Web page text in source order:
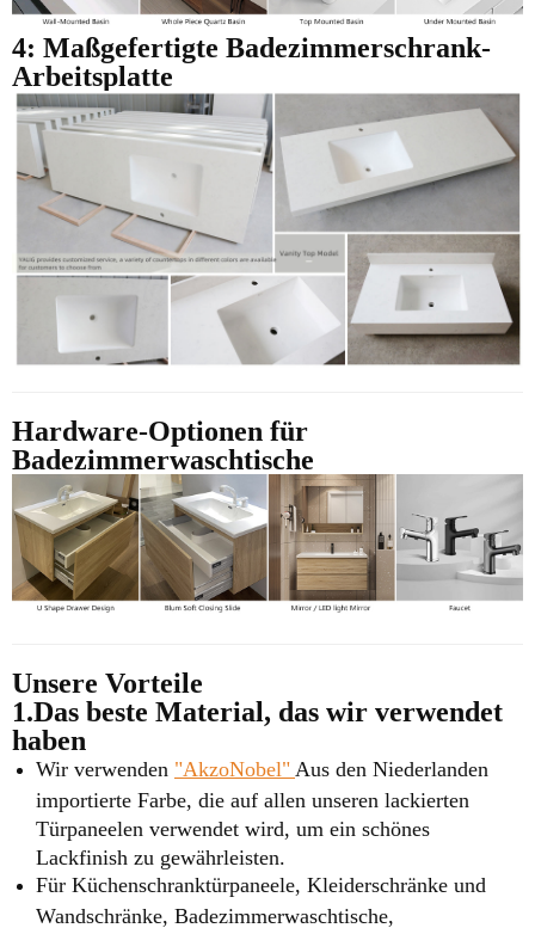
4: Maßgefertigte Badezimmerschrank-
Arbeitsplatte
Hardware-Optionen für
Badezimmerwaschtische
Unsere Vorteile
1.Das beste Material, das wir verwendet
haben
Wir verwenden "AkzoNobel" Aus den Niederlanden
importierte Farbe, die auf allen unseren lackierten
Türpaneelen verwendet wird, um ein schönes
Lackfinish zu gewährleisten.
Für Küchenschranktürpaneele, Kleiderschränke und
Wandschränke, Badezimmerwaschtische,